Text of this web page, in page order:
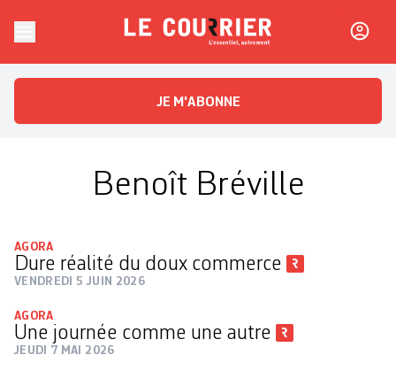
Le CourrierL'essentiel, autrement
JE M'ABONNE
Benoît Bréville
AGORA
Dure réalité du doux commerce
VENDREDI 5 JUIN 2026
AGORA
Une journée comme une autre
JEUDI 7 MAI 2026